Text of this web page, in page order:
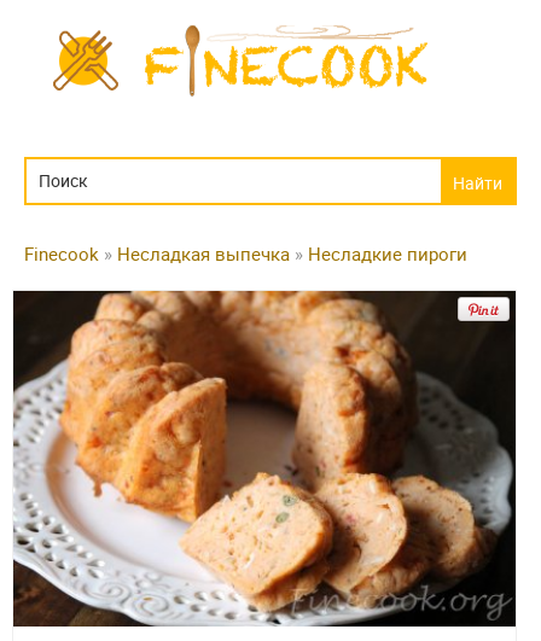
Finecook » Несладкая выпечка » Несладкие пироги